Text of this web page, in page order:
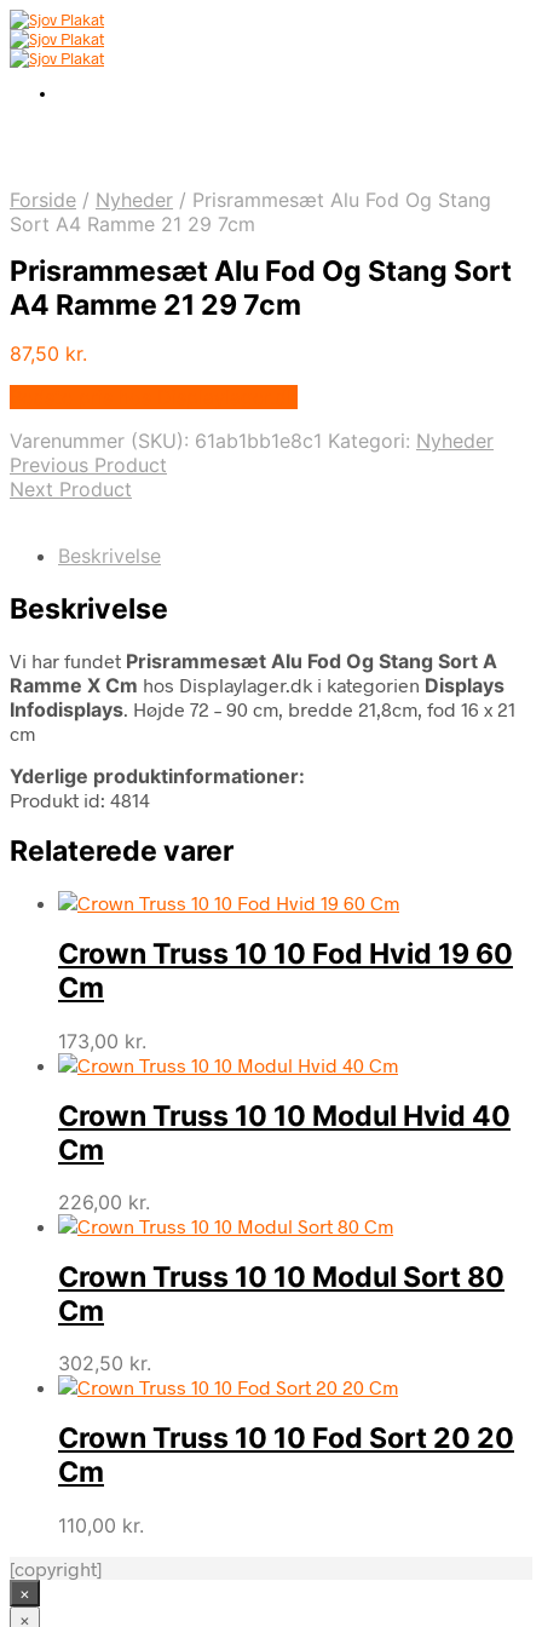
Forside / Nyheder / Prisrammesæt Alu Fod Og Stang
Sort A4 Ramme 21 29 7cm
Prisrammesæt Alu Fod Og Stang Sort
A4 Ramme 21 29 7cm
87,50 kr.
Varenummer (SKU): 61ab1bb1e8c1 Kategori: Nyheder
Previous Product
Next Product
Beskrivelse
Beskrivelse
Vi har fundet Prisrammesæt Alu Fod Og Stang Sort A
Ramme X Cm hos Displaylager.dk i kategorien Displays
Infodisplays. Højde 72 – 90 cm, bredde 21,8cm, fod 16 x 21
cm
Yderlige produktinformationer:
Produkt id: 4814
Relaterede varer
Crown Truss 10 10 Fod Hvid 19 60
Cm
173,00 kr.
Crown Truss 10 10 Modul Hvid 40
Cm
226,00 kr.
Crown Truss 10 10 Modul Sort 80
Cm
302,50 kr.
Crown Truss 10 10 Fod Sort 20 20
Cm
110,00 kr.
[copyright]
×
×